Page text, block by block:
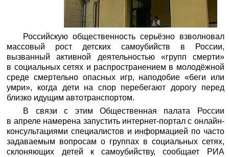
Российскую общественность серьёзно взволновал
массовый рост детских самоубийств в России,
вызванный активной деятельностью «групп смерти»
в социальных сетях и распространением в молодёжной
среде смертельно опасных игр, наподобие «беги или
умри», когда дети на спор перебегают дорогу перед
близко идущим автотранспортом.
В связи с этим Общественная палата России
в апреле намерена запустить интернет-портал с онлайн-
консультациями специалистов и информацией по часто
задаваемым вопросам о группах в социальных сетях,
склоняющих детей к самоубийству, сообщает
РИА